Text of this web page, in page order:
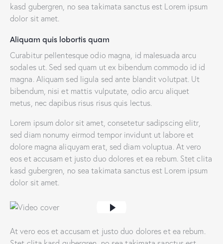
kasd gubergren, no sea takimata sanctus est Lorem ipsum
dolor sit amet.
Aliquam quis lobortis quam
Curabitur pellentesque odio magna, id malesuada arcu
sodales ut. Sed sed quam ut ex bibendum commodo id id
magna. Aliquam sed ligula sed ante blandit volutpat. Ut
bibendum, nisi et mattis vulputate, odio arcu aliquet
metus, nec dapibus risus risus quis lectus.
Lorem ipsum dolor sit amet, consetetur sadipscing elitr,
sed diam nonumy eirmod tempor invidunt ut labore et
dolore magna aliquyam erat, sed diam voluptua. At vero
eos et accusam et justo duo dolores et ea rebum. Stet clita
kasd gubergren, no sea takimata sanctus est Lorem ipsum
dolor sit amet.
At vero eos et accusam et justo duo dolores et ea rebum.